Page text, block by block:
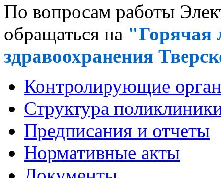
По вопросам работы
обращаться на "Горячая
здравоохранения
Контролирующие
Cтруктура
Предписания и отчеты
Нормативные акты